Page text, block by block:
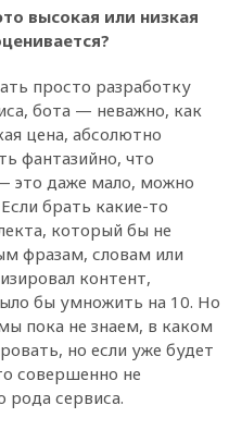
высокая или низкая
просто разработку
бота — неважно, как
цена, абсолютно
фантазийно, что
это даже мало, можно
брать какие-то
который бы не
фразам, словам или
контент,
бы умножить на 10. Но
пока не знаем, в каком
но если уже будет
совершенно не
рода сервиса.